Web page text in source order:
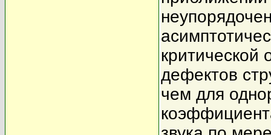
критической
дефектов
чем для